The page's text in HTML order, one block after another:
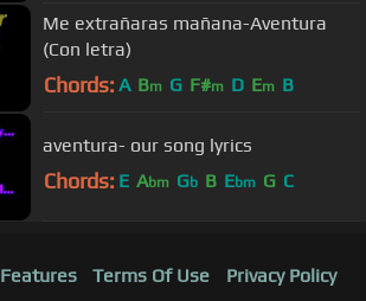
Me extrañaras mañana-Aventura
(Con letra)
Chords: A Bm G F#m D Em B
aventura- our song lyrics
Chords: E Abm Gb B Ebm G C
Features Terms Of Use Privacy Policy